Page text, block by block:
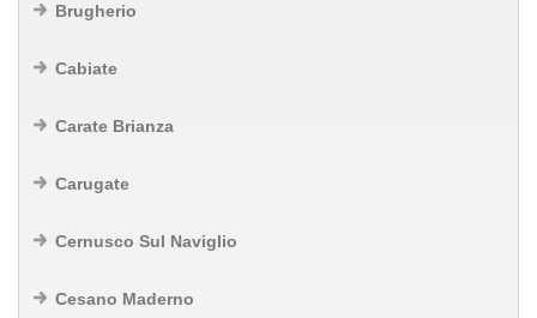
Brugherio
Cabiate
Carate Brianza
Carugate
Cernusco Sul Naviglio
Cesano Maderno